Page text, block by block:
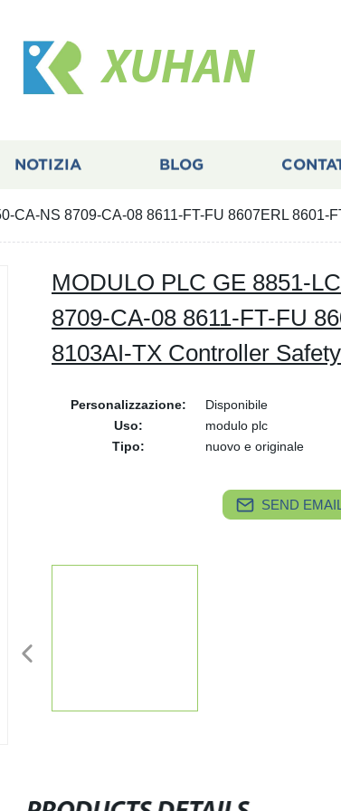
XUHAN
NOTIZIA BLOG
CA-NS 8709-CA-08 8611-FT-FU 8607ERL 8601-
MODULO PLC GE 8851-
8709-CA-08 8611-FT-FU
8103AI-TX Controller
Personalizzazione:
Disponibile
Uso:
modulo plc
Tipo:
nuovo e originale
SEND